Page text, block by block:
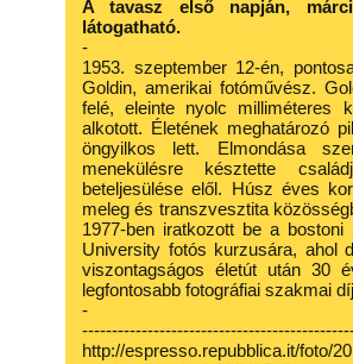
A tavasz első napján,
látogatható.
-
1953. szeptember 12-én,
Goldin, amerikai fotóművész.
felé, eleinte nyolc milliméteres
alkotott. Életének meghatározó
öngyilkos lett. Elmondása
menekülésre késztette
beteljesülése elől. Húsz éves
meleg és transzvesztita
1977-ben iratkozott be a
University fotós kurzusára, ahol
viszontagságos életút után 30
legfontosabb fotográfiai szakmai
-
http://espresso.repubblica.it/foto/